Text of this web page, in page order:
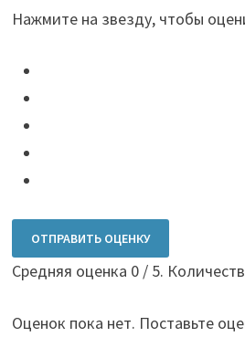
Нажмите на звезду, чтобы
ОТПРАВИТЬ ОЦЕНКУ
Средняя оценка 0/ 5.
Оценок пока нет. Поставьте